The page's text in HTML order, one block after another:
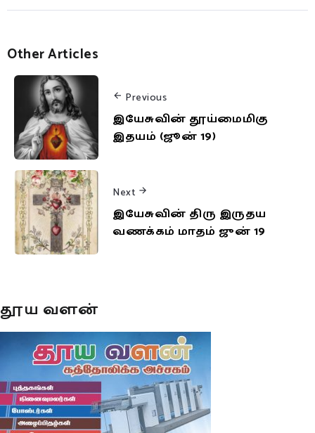
Other Articles
Previous
இயேசுவின் தூய்மைமிகு
இதயம் (ஜூன் 19)
Next
இயேசுவின் திரு இருதய
வணக்கம் மாதம் ஜுன் 19
தூய வளன்